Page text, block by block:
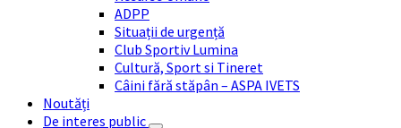
ADPP
Situații de urgență
Club Sportiv Lumina
Cultură, Sport si Tineret
Câini fără stăpân – ASPA IVETS
Noutăți
De interes public